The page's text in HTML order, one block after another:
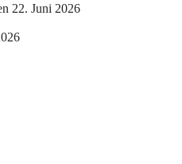
22. Juni 2026